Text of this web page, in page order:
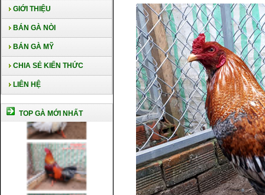
GIỚI THIỆU
BÁN GÀ NÒI
BÁN GÀ MỸ
CHIA SẺ KIẾN THỨC
LIÊN HỆ
TOP GÀ MỚI NHẤT